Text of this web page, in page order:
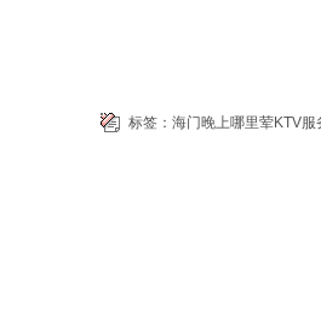
标签： 海门晚上哪里荤KTV服